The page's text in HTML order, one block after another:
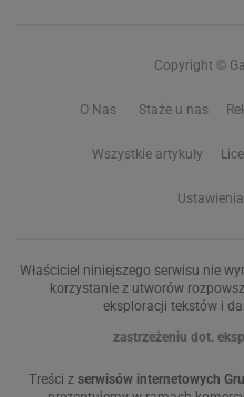
Copyright ©
O Nas Staże u nas
Wszystkie artykuły
Właściciel niniejszego serwisu nie
korzystanie z utworów
eksploracji tekstów i
zastrzeżeniu dot.
Treści z serwisów internetowych